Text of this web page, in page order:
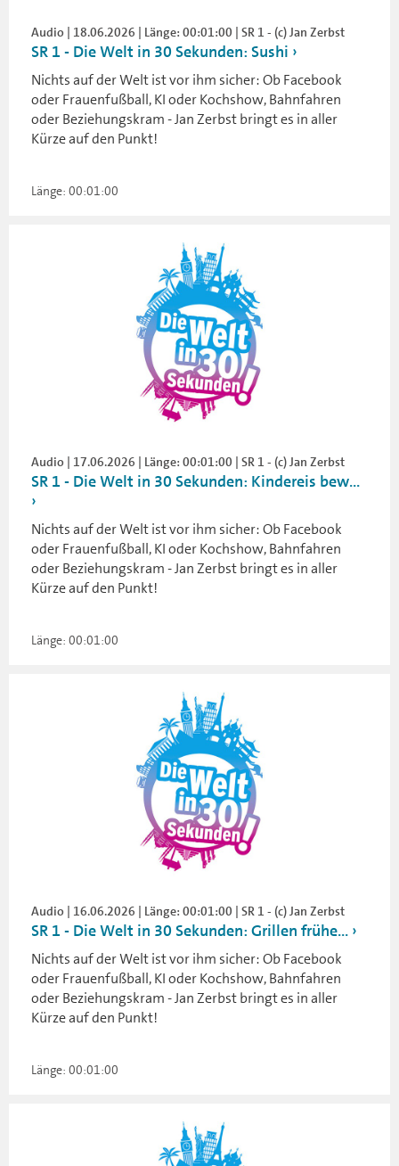
Audio | 18.06.2026 | Länge: 00:01:00 | SR 1 - (c) Jan Zerbst
SR 1 - Die Welt in 30 Sekunden: Sushi
Nichts auf der Welt ist vor ihm sicher: Ob Facebook
oder Frauenfußball, KI oder Kochshow, Bahnfahren
oder Beziehungskram - Jan Zerbst bringt es in aller
Kürze auf den Punkt!
Länge: 00:01:00
Audio | 17.06.2026 | Länge: 00:01:00 | SR 1 - (c) Jan Zerbst
SR 1 - Die Welt in 30 Sekunden: Kindereis bew...
Nichts auf der Welt ist vor ihm sicher: Ob Facebook
oder Frauenfußball, KI oder Kochshow, Bahnfahren
oder Beziehungskram - Jan Zerbst bringt es in aller
Kürze auf den Punkt!
Länge: 00:01:00
Audio | 16.06.2026 | Länge: 00:01:00 | SR 1 - (c) Jan Zerbst
SR 1 - Die Welt in 30 Sekunden: Grillen frühe...
Nichts auf der Welt ist vor ihm sicher: Ob Facebook
oder Frauenfußball, KI oder Kochshow, Bahnfahren
oder Beziehungskram - Jan Zerbst bringt es in aller
Kürze auf den Punkt!
Länge: 00:01:00